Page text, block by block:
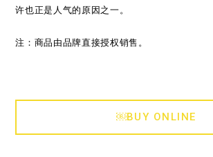
许也正是人气的原因之一。
注：商品由品牌直接授权销售。
￼BUY ONLINE